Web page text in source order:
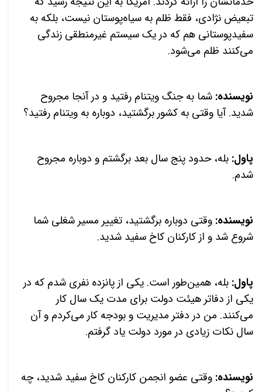
تبعیض نژادی، فقط ظلم به سیاه‌پوستان نیست، بلکه به
سفیدپوستانی هم که در یک سیستم غیر‌منطقی زندگی
می‌کنند ظلم می‌شود.
نویسنده: شما به جنگ ویتنام رفتید و در آنجا مجروح
شدید. آیا وقتی به کشور برگشتید، دوباره به ویتنام رفتید؟
پاول: بله، حدود پنج سال بعد برگشتم و دوباره مجروح
شدم.
نویسنده: وقتی دوباره برگشتید، تغییر مسیر شغلی شما
شروع شد و از کارکنان کاخ سفید شدید.
پاول: بله، همین‌طور است. یکی از پانزده نفری شدم که در
یکی از دفاتر هیئت دولت برای مدت یک سال کار
می‌کنند. من در دفتر مدیریت و بودجه کار می‌کردم و آن
سال نکات زیادی در مورد دولت یاد گرفتم.
نویسنده: وقتی عضو انجمن کارکنان کاخ سفید شدید، چه